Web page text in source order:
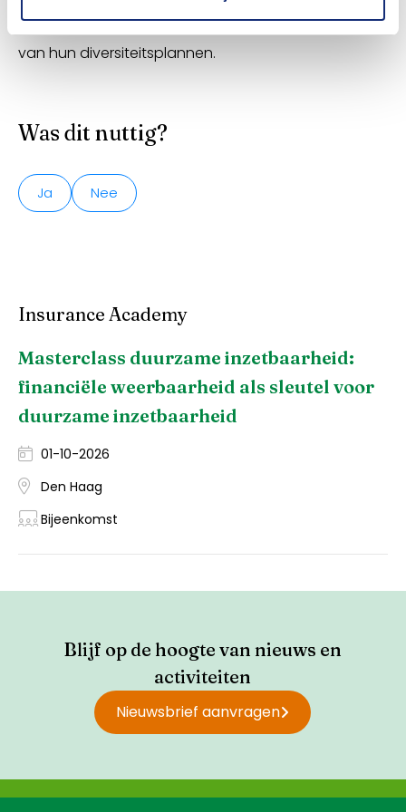
actief helpt bij het opzetten, uitvoeren en monitoren
van hun diversiteitsplannen.
Was dit nuttig?
Ja Nee
Insurance Academy
Masterclass duurzame inzetbaarheid:
financiële weerbaarheid als sleutel voor
duurzame inzetbaarheid
01-10-2026
Den Haag
Bijeenkomst
Blijf op de hoogte van nieuws en
activiteiten
Nieuwsbrief aanvragen